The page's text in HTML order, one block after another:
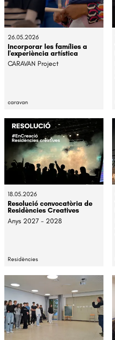
26.05.2026
Incorporar les famílies a
l'experiència artística
CARAVAN Project
caravan
18.05.2026
Resolució convocatòria de
Residències Creatives
Anys 2027 - 2028
Residències